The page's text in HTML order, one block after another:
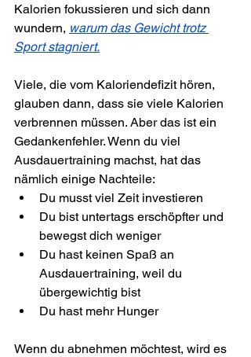
Kalorien fokussieren und sich dann
wundern, warum das Gewicht trotz
Sport stagniert.
Viele, die vom Kaloriendefizit hören,
glauben dann, dass sie viele Kalorien
verbrennen müssen. Aber das ist ein
Gedankenfehler. Wenn du viel
Ausdauertraining machst, hat das
nämlich einige Nachteile:
Du musst viel Zeit investieren
Du bist untertags erschöpfter und
bewegst dich weniger
Du hast keinen Spaß an
Ausdauertraining, weil du
übergewichtig bist
Du hast mehr Hunger
Wenn du abnehmen möchtest, wird es